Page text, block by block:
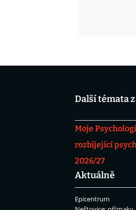
Další témata
Moje
rozbíjející
2026/27
Aktuálně
Epicentrum